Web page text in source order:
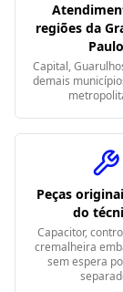
regiões da
Paulo
Capital,
demais
Peças
do
Capacitor,
cremalheira
sem espera